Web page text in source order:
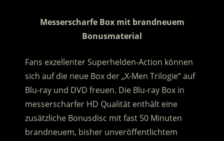
Messerscharfe Box mit brandneuem
Bonusmaterial
Fans exzellenter Superhelden-Action können
sich auf die neue Box der „X-Men Trilogie“ auf
Blu-ray und DVD freuen. Die Blu-ray Box in
messerscharfer HD Qualität enthält eine
zusätzliche Bonusdisc mit fast 50 Minuten
brandneuem, bisher unveröffentlichtem